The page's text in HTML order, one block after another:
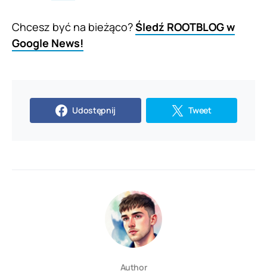
Chcesz być na bieżąco?Śledź ROOTBLOG w
Google News!
Udostępnij Tweet
Author